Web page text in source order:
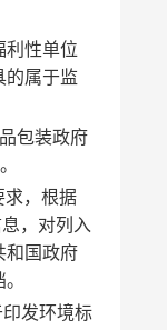
利性单位
的属于监
包装政府
求，根据
，对列入
和国政府
发环境标